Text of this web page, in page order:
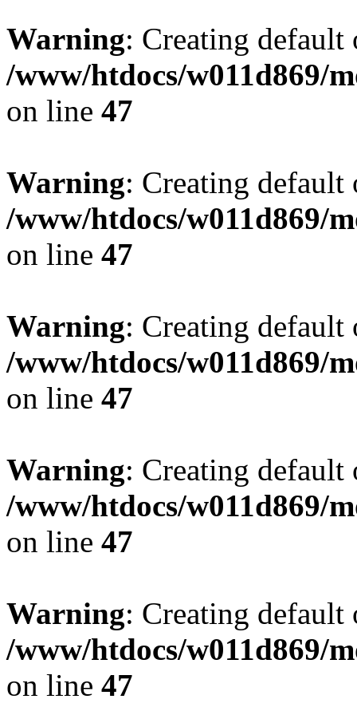
Warning: Creating
/www/htdocs/w011d869/
on line 47
Warning: Creating
/www/htdocs/w011d869/
on line 47
Warning: Creating
/www/htdocs/w011d869/
on line 47
Warning: Creating
/www/htdocs/w011d869/
on line 47
Warning: Creating
/www/htdocs/w011d869/
on line 47